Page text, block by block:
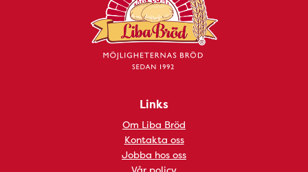
Links
Om Liba Bröd
Kontakta oss
Jobba hos oss